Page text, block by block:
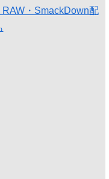
・SmackDown配